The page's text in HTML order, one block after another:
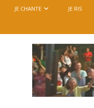
JE CHANTE JE RIS